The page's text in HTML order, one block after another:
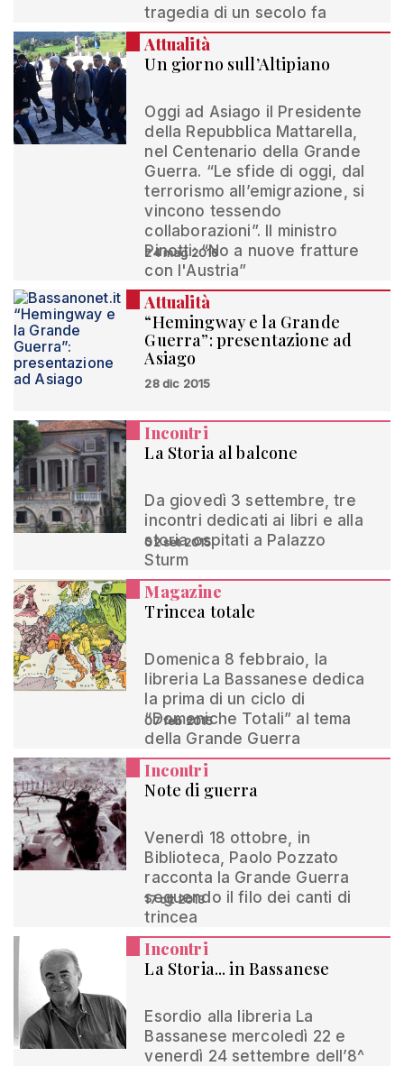
tragedia di un secolo fa
Attualità
Un giorno sull’Altipiano
Oggi ad Asiago il Presidente
della Repubblica Mattarella,
nel Centenario della Grande
Guerra. “Le sfide di oggi, dal
terrorismo all’emigrazione, si
vincono tessendo
collaborazioni”. Il ministro
Pinotti: “No a nuove fratture
con l'Austria”
24 mag 2016
Attualità
“Hemingway e la Grande
Guerra”: presentazione ad
Asiago
28 dic 2015
Incontri
La Storia al balcone
Da giovedì 3 settembre, tre
incontri dedicati ai libri e alla
storia ospitati a Palazzo
Sturm
02 set 2015
Magazine
Trincea totale
Domenica 8 febbraio, la
libreria La Bassanese dedica
la prima di un ciclo di
“Domeniche Totali” al tema
della Grande Guerra
07 feb 2015
Incontri
Note di guerra
Venerdì 18 ottobre, in
Biblioteca, Paolo Pozzato
racconta la Grande Guerra
seguendo il filo dei canti di
trincea
17 ott 2013
Incontri
La Storia... in Bassanese
Esordio alla libreria La
Bassanese mercoledì 22 e
venerdì 24 settembre dell’8^